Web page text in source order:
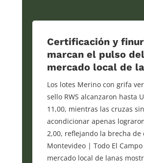
Certificación y
marcan el pulso del
mercado local de
Los lotes Merino con grifa
sello RWS alcanzaron hasta
11,00, mientras las cruzas sin
acondicionar apenas
2,00, reflejando la brecha de
Montevideo | Todo El
mercado local de lanas